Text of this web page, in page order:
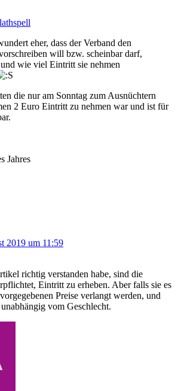
eher, dass der Verband den
will bzw. scheinbar darf,
wie viel Eintritt sie nehmen
die nur am Sonntag zum Ausnüchtern
2 Euro Eintritt zu nehmen war und ist für
Jahres
2019 um 11:59
richtig verstanden habe, sind die
Eintritt zu erheben. Aber falls sie es
Preise verlangt werden, und
vom Geschlecht.